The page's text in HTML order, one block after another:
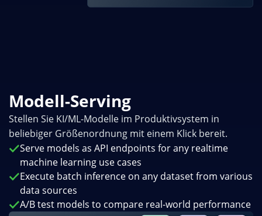
Modell-Serving
Stellen Sie KI/ML-Modelle im Produktivsystem in
beliebiger Größenordnung mit einem Klick bereit.
Serve models as API endpoints for any realtime
machine learning use cases
Execute batch inference on any dataset from various
data sources
A/B test models to compare real-world performance